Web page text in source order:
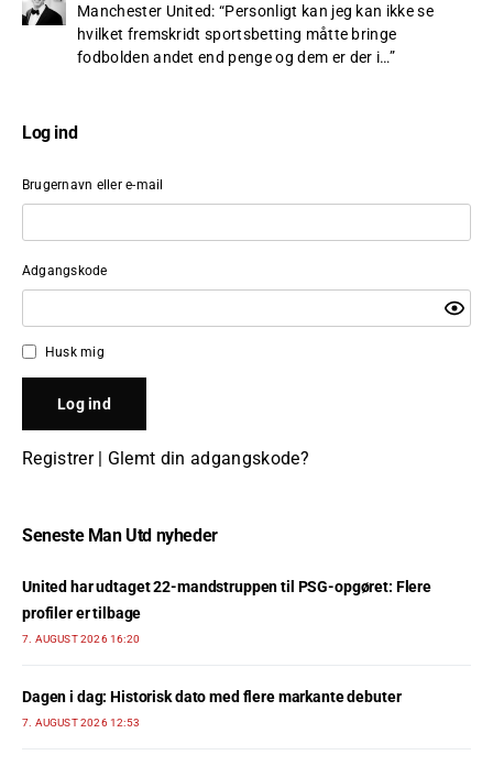
Manchester United: “Personligt kan jeg kan ikke se
hvilket fremskridt sportsbetting måtte bringe
fodbolden andet end penge og dem er der i…”
Log ind
Brugernavn eller e-mail
Adgangskode
Husk mig
Registrer| Glemt din adgangskode?
Seneste Man Utd nyheder
United har udtaget 22-mandstruppen til PSG-opgøret: Flere
profiler er tilbage
7. AUGUST 2026 16:20
Dagen i dag: Historisk dato med flere markante debuter
7. AUGUST 2026 12:53